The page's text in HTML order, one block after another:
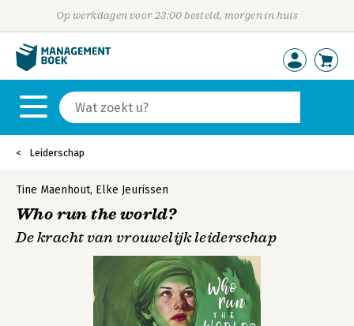
Op werkdagen voor 23:00 besteld, morgen in huis
Leiderschap
Tine Maenhout, Elke Jeurissen
Who run the world?
De kracht van vrouwelijk leiderschap